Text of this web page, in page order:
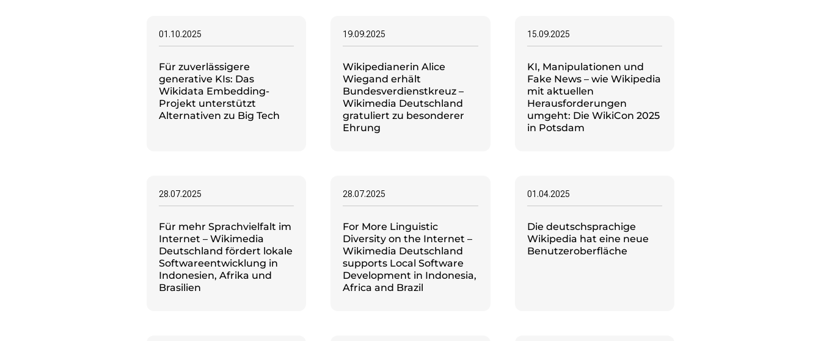
01.10.2025
Für zuverlässigere
generative KIs: Das
Wikidata Embedding-
Projekt unterstützt
Alternativen zu Big Tech
19.09.2025
Wikipedianerin Alice
Wiegand erhält
Bundesverdienstkreuz –
Wikimedia Deutschland
gratuliert zu besonderer
Ehrung
15.09.2025
KI, Manipulationen und
Fake News – wie Wikipedia
mit aktuellen
Herausforderungen
umgeht: Die WikiCon 2025
in Potsdam
28.07.2025
Für mehr Sprachvielfalt im
Internet – Wikimedia
Deutschland fördert lokale
Softwareentwicklung in
Indonesien, Afrika und
Brasilien
28.07.2025
For More Linguistic
Diversity on the Internet –
Wikimedia Deutschland
supports Local Software
Development in Indonesia,
Africa and Brazil
01.04.2025
Die deutschsprachige
Wikipedia hat eine neue
Benutzeroberfläche